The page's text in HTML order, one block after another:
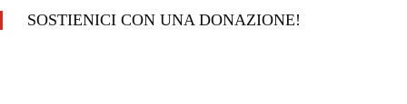
SOSTIENICI CON UNA DONAZIONE!